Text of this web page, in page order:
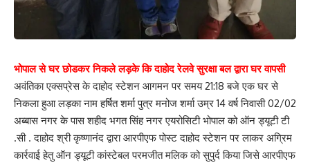
भोपाल से घर छोडकर निकले लड़के कि दाहोद रेलवे सुरक्षा बल द्वारा घर वापसी
अवंतिका एक्सप्रेस के दाहोद स्टेशन आगमन पर समय 21:18 बजे एक घर से
निकला हुआ लड़का नाम हर्षित शर्मा पुत्र मनोज शर्मा उम्र 14 वर्ष निवासी 02/02
अब्बास नगर के पास शहीद भगत सिंह नगर एयरोसिटी भोपाल को ऑन ड्यूटी टी
.सी . दाहोद श्री कृष्णानंद द्वारा आरपीएफ पोस्ट दाहोद स्टेशन पर लाकर अग्रिम
कार्रवाई हेतु ऑन ड्यूटी कांस्टेबल परमजीत मलिक को सुपुर्द किया जिसे आरपीएफ